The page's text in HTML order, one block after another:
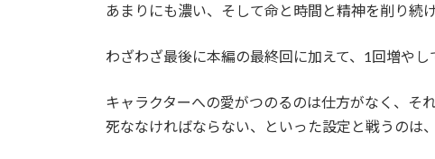
あまりにも濃い、そして命と時間と精神を削り続
わざわざ最後に本編の最終回に加えて、1回増や
キャラクターへの愛がつのるのは仕方がなく、そ
死ななければならない、といった設定と戦うのは、